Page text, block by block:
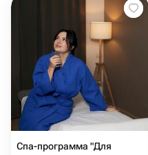
Спа-программа "Для